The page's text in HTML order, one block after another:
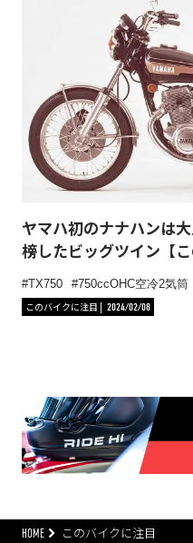
ヤマハ初のナナハンは
榜したビッグツイン【こ
TX750 750ccOHC空冷2気筒
このバイクに注目
2024/02/08
HOME
このバイクに注目